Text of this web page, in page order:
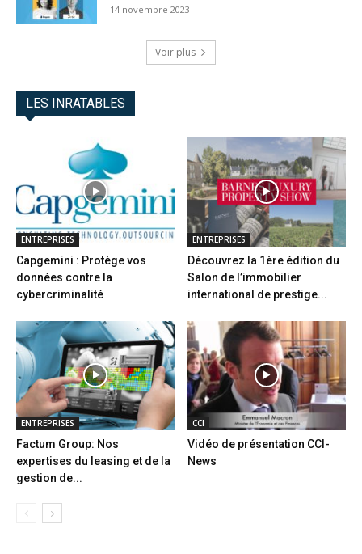
14 novembre 2023
Voir plus
LES INRATABLES
ENTREPRISES
Capgemini : Protège vos
données contre la
cybercriminalité
ENTREPRISES
Découvrez la 1ère édition du
Salon de l’immobilier
international de prestige...
ENTREPRISES
Factum Group: Nos
expertises du leasing et de la
gestion de...
CCI
Vidéo de présentation CCI-
News